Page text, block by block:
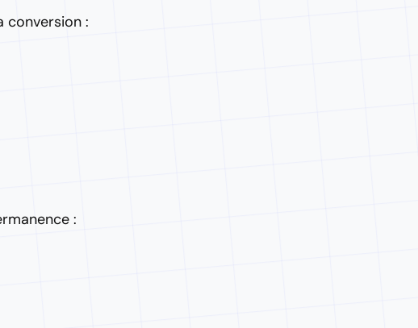
conversion :
: